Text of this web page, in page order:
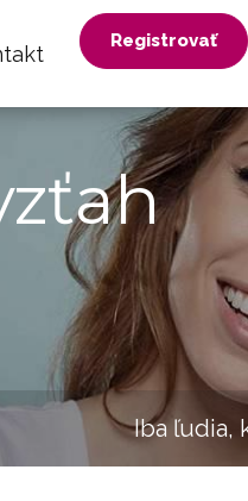
Registrovať
Iba ľudia,